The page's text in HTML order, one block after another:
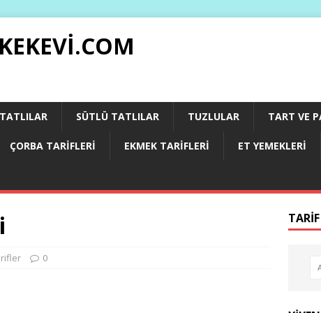
SÜTLÜ TATLILAR TUZLULAR TART VE
ÇORBA TARIFLERI EKMEK TARIFLERI ET YEMEKLERI
0